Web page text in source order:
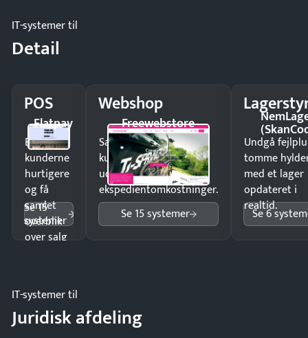
IT-systemer til
Detail
POS
Flatpay
Ekspedér
kunderne
hurtigere
og få
samlet
overblik
over salg
Se 15
systemer
Webshop
Freewebstore
Sælg produkter 24/7 til
kunder i hele landet
uden
ekspedientomkostninger.
Se 15 systemer
Undgå
tomme
med et lager
opdateret i
realtid.
Se 6
IT-systemer til
Juridisk afdeling